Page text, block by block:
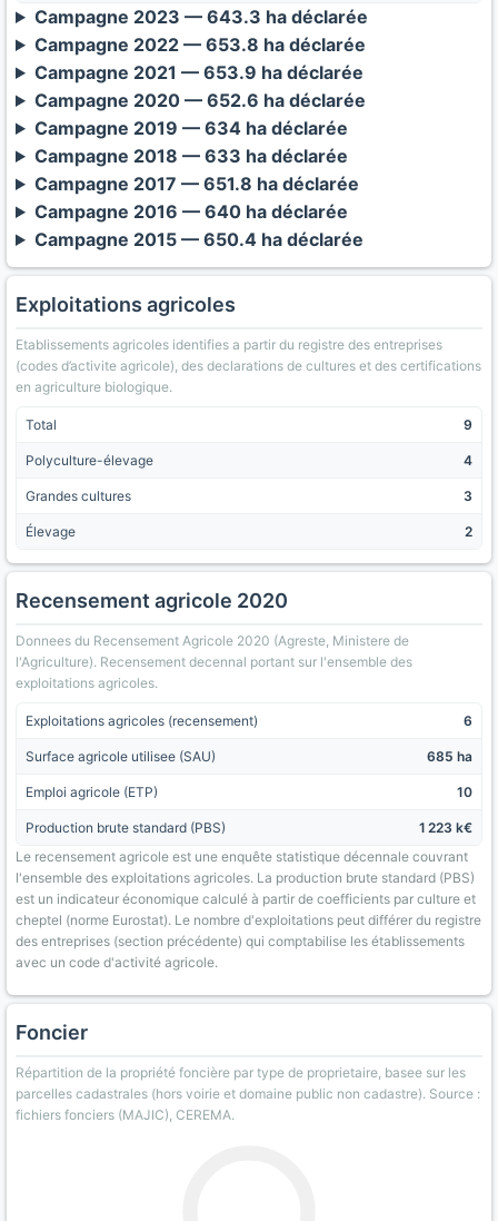
Campagne 2023 — 643.3 ha déclarée
Campagne 2022 — 653.8 ha déclarée
Campagne 2021 — 653.9 ha déclarée
Campagne 2020 — 652.6 ha déclarée
Campagne 2019 — 634 ha déclarée
Campagne 2018 — 633 ha déclarée
Campagne 2017 — 651.8 ha déclarée
Campagne 2016 — 640 ha déclarée
Campagne 2015 — 650.4 ha déclarée
Exploitations agricoles
Etablissements agricoles identifies a partir du registre des entreprises
(codes d’activite agricole), des declarations de cultures et des certifications
en agriculture biologique.
Total 9
Polyculture-élevage 4
Grandes cultures 3
Élevage 2
Recensement agricole 2020
Donnees du Recensement Agricole 2020 (Agreste, Ministere de
l'Agriculture). Recensement decennal portant sur l'ensemble des
exploitations agricoles.
Exploitations agricoles (recensement) 6
Surface agricole utilisee (SAU) 685 ha
Emploi agricole (ETP) 10
Production brute standard (PBS)
1 223 k€
Le recensement agricole est une enquête statistique décennale couvrant
l'ensemble des exploitations agricoles. La production brute standard (PBS)
est un indicateur économique calculé à partir de coefficients par culture et
cheptel (norme Eurostat). Le nombre d'exploitations peut différer du registre
des entreprises (section précédente) qui comptabilise les établissements
avec un code d'activité agricole.
Foncier
Répartition de la propriété foncière par type de proprietaire, basee sur les
parcelles cadastrales (hors voirie et domaine public non cadastre). Source :
fichiers fonciers (MAJIC), CEREMA.